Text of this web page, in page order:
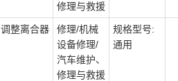
修理与救援
调整离合器
修理/机械
设备修理/
汽车维护、
修理与救援
规格型号:
通用